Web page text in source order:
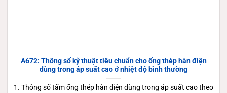
A672: Thông số kỹ thuật tiêu chuẩn cho ống thép hàn điện
dùng trong áp suất cao ở nhiệt độ bình thường
1. Thông số tấm ống thép hàn điện dùng trong áp suất cao theo